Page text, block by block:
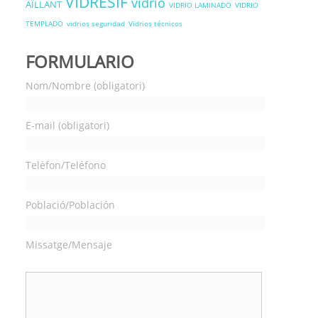
AÏLLANT VIDRIO LAMINADO VIDRIO
TEMPLADO vidrios seguridad Vidrios técnicos
FORMULARIO
Nom/Nombre (obligatori)
E-mail (obligatori)
Telèfon/Teléfono
Població/Población
Missatge/Mensaje